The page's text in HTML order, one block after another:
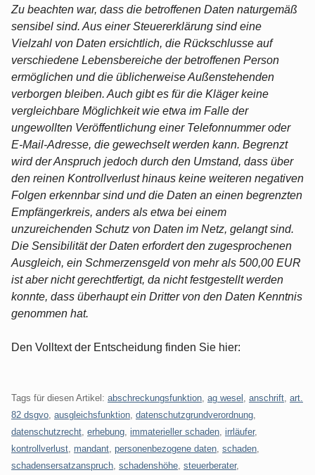
Zu beachten war, dass die betroffenen Daten naturgemäß
sensibel sind. Aus einer Steuererklärung sind eine
Vielzahl von Daten ersichtlich, die Rückschlusse auf
verschiedene Lebensbereiche der betroffenen Person
ermöglichen und die üblicherweise Außenstehenden
verborgen bleiben. Auch gibt es für die Kläger keine
vergleichbare Möglichkeit wie etwa im Falle der
ungewollten Veröffentlichung einer Telefonnummer oder
E-Mail-Adresse, die gewechselt werden kann. Begrenzt
wird der Anspruch jedoch durch den Umstand, dass über
den reinen Kontrollverlust hinaus keine weiteren negativen
Folgen erkennbar sind und die Daten an einen begrenzten
Empfängerkreis, anders als etwa bei einem
unzureichenden Schutz von Daten im Netz, gelangt sind.
Die Sensibilität der Daten erfordert den zugesprochenen
Ausgleich, ein Schmerzensgeld von mehr als 500,00 EUR
ist aber nicht gerechtfertigt, da nicht festgestellt werden
konnte, dass überhaupt ein Dritter von den Daten Kenntnis
genommen hat.
Den Volltext der Entscheidung finden Sie hier:
Tags für diesen Artikel: abschreckungsfunktion ag wesel anschrift art.
82 dsgvo ausgleichsfunktion datenschutzgrundverordnung
datenschutzrecht erhebung immaterieller schaden irrläufer,
kontrollverlust mandant personenbezogene daten schaden
schadensersatzanspruch schadenshöhe steuerberater,